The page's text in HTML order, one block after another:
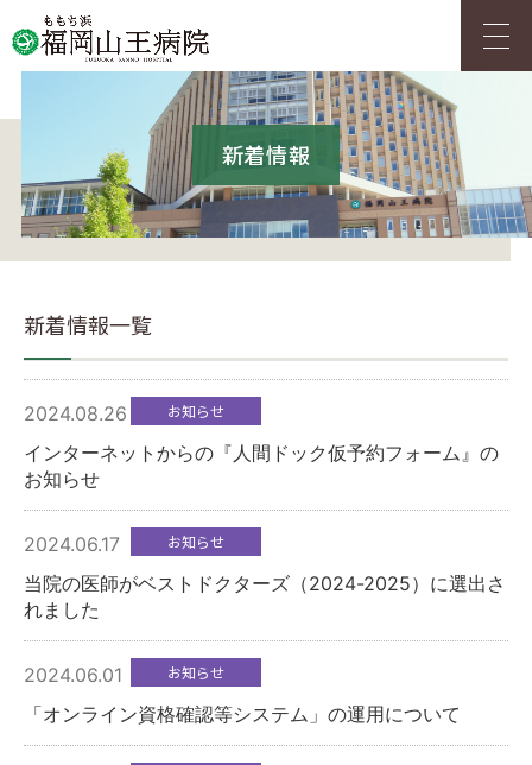
アクセス 採用情報
HOME
ご来院の方へ
診療科・センター
人間ドック
当院について
医療関係者の方へ
交通アクセス
新着情報
新着情報一覧
2024.08.26 お知らせ
インターネットからの『人間ドック仮予約フォーム』の
お知らせ
2024.06.17 お知らせ
当院の医師がベストドクターズ（2024-2025）に選出さ
れました
2024.06.01 お知らせ
「オンライン資格確認等システム」の運用について